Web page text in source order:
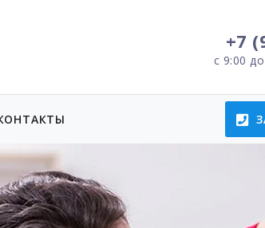
+7
с 9:00